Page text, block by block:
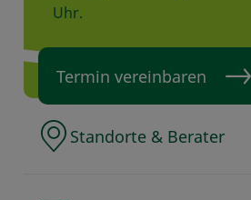
Uhr.
Termin vereinbaren
Standorte & Berater